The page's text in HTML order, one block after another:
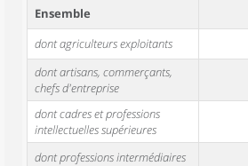
Ensemble
dont agriculteurs exploitants
dont artisans, commerçants,
chefs d'entreprise
dont cadres et professions
intellectuelles supérieures
dont professions intermédiaires